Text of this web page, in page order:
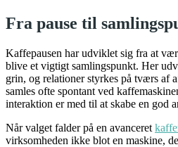
Fra pause til
Kaffepausen har udviklet sig fra at
blive et vigtigt samlingspunkt. Her
grin, og relationer styrkes på tværs af
samles ofte spontant ved
interaktion er med til at skabe en god
Når valget falder på en avanceret
virksomheden ikke blot en maskine,